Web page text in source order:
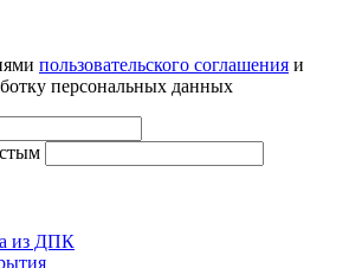
пользовательского соглашения и
персональных данных
из ДПК